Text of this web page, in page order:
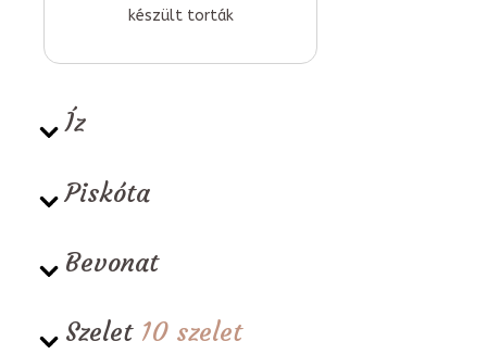
készült torták
Íz
Piskóta
Bevonat
Szelet 10 szelet